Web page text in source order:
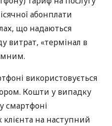
абонплати
що надаються
витрат, «термінал в
використовується
Кошти у випадку
смартфоні
клієнта на наступний